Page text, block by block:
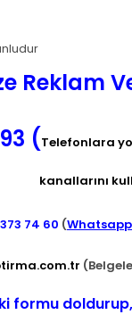
Reklam
(Telefonlara
kanallarını
74 60 (
formu